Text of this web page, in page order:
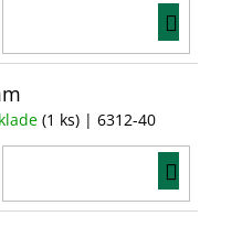
(1 ks) | 6312-40